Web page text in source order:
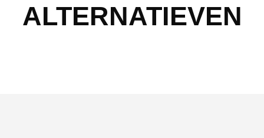
ALTERNATIEVEN